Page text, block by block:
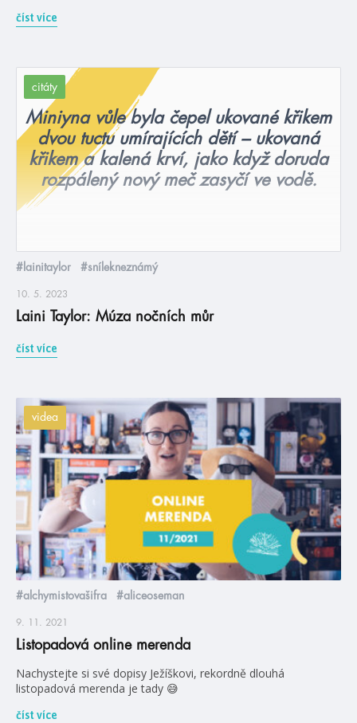
číst více
citáty
Miniyna vůle byla čepel ukované křikem
dvou tuctu umírajících dětí – ukovaná
křikem a kalená krví, jako když doruda
rozpálený nový meč zasyčí ve vodě.
#lainitaylor #snílekneznámý
10. 5. 2023
Laini Taylor: Múza nočních můr
číst více
videa
#alchymistovašifra #aliceoseman
9. 11. 2021
Listopadová online merenda
Nachystejte si své dopisy Ježíškovi, rekordně dlouhá
listopadová merenda je tady 😅
číst více